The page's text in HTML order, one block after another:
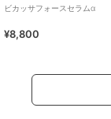
ビカッサフォースセラムα
¥8,800